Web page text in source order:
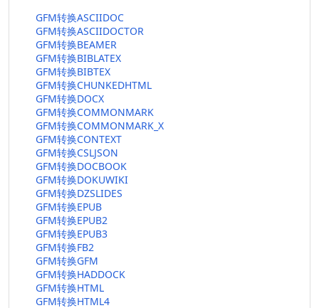
GFM转换ASCIIDOC
GFM转换ASCIIDOCTOR
GFM转换BEAMER
GFM转换BIBLATEX
GFM转换BIBTEX
GFM转换CHUNKEDHTML
GFM转换DOCX
GFM转换COMMONMARK
GFM转换COMMONMARK_X
GFM转换CONTEXT
GFM转换CSLJSON
GFM转换DOCBOOK
GFM转换DOKUWIKI
GFM转换DZSLIDES
GFM转换EPUB
GFM转换EPUB2
GFM转换EPUB3
GFM转换FB2
GFM转换GFM
GFM转换HADDOCK
GFM转换HTML
GFM转换HTML4